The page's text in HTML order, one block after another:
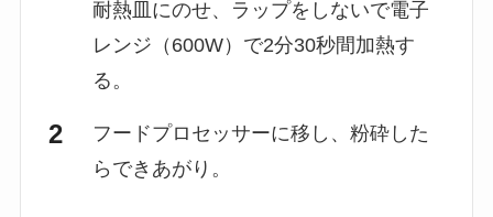
耐熱皿にのせ、ラップをしないで電子
レンジ（600W）で2分30秒間加熱す
る。
フードプロセッサーに移し、粉砕した
らできあがり。